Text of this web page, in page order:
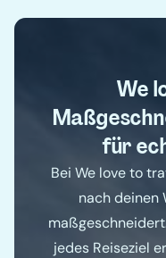
We
für
Bei We love to
nach deinen
jedes Reiseziel